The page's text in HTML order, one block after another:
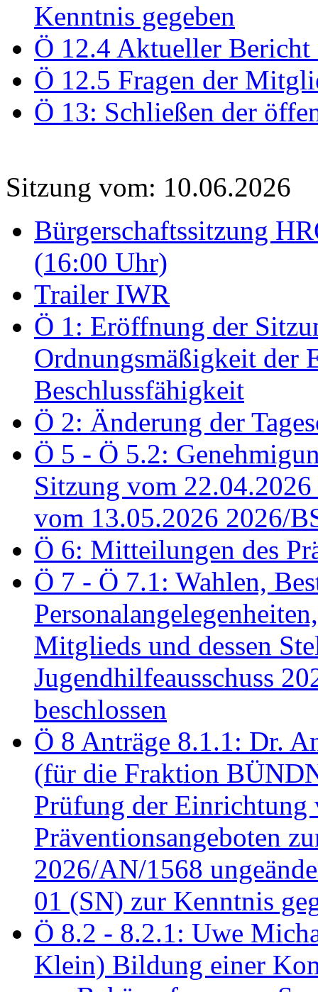
Kenntnis gegeben
Ö 12.4 Aktueller Bericht
Ö 12.5 Fragen der
Ö 13: Schließen der
Sitzung vom: 10.06.2026
Bürgerschaftssitzung
(16:00 Uhr)
Trailer IWR
Ö 1: Eröffnung der
Ordnungsmäßigkeit der
Beschlussfähigkeit
Ö 2: Änderung der
Ö 5 - Ö 5.2:
Sitzung vom
vom 13.05.2026 2026/
Ö 6: Mitteilungen des
Ö 7 - Ö 7.1: Wahlen,
Mitglieds und dessen
Jugendhilfeausschuss
beschlossen
Ö 8 Anträge 8.1.1: Dr.
(für die Fraktion
Prüfung der Einrichtung
Präventionsangeboten
2026/AN/1568
01 (SN) zur Kenntnis
Ö 8.2 - 8.2.1: Uwe
Klein) Bildung einer